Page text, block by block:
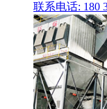
联系电话: 180